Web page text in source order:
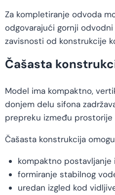
Za kompletiranje odvoda
odgovarajući gornji
zavisnosti od konstrukcije
Čašasta
Model ima kompaktno,
donjem delu sifona
prepreku između prostorije
Čašasta konstrukcija
kompaktno postavljanje
formiranje stabilnog
uredan izgled kod